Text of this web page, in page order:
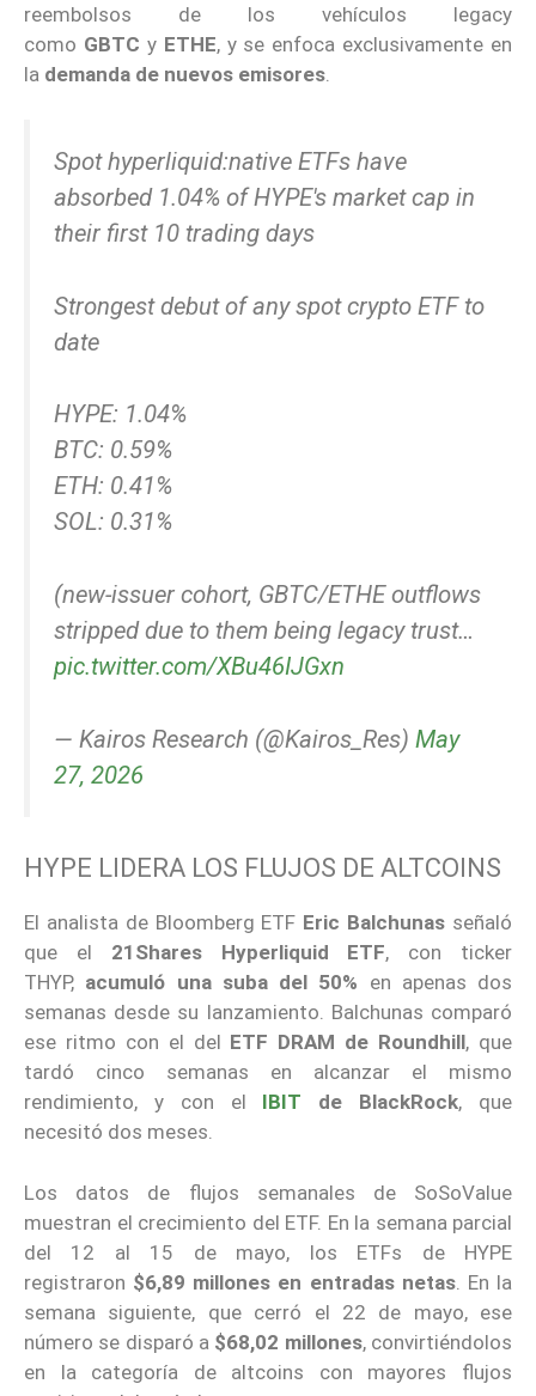
reembolsos de los vehículos legacy
como GBTC y ETHE, y se enfoca exclusivamente en
la demanda de nuevos emisores
Spot hyperliquid:native ETFs have
absorbed 1.04% of HYPE's market cap in
their first 10 trading days
Strongest debut of any spot crypto ETF to
date
HYPE: 1.04%
BTC: 0.59%
ETH: 0.41%
SOL: 0.31%
(new-issuer cohort, GBTC/ETHE outflows
stripped due to them being legacy trust…
pic.twitter.com/XBu46IJGxn
— Kairos Research (@Kairos_Res) May
27, 2026
HYPE LIDERA LOS FLUJOS DE ALTCOINS
El analista de Bloomberg ETF Eric Balchunas señaló
que el 21Shares Hyperliquid ETF, con ticker
THYP, acumuló una suba del 50% en apenas dos
semanas desde su lanzamiento. Balchunas comparó
ese ritmo con el del ETF DRAM de Roundhill, que
tardó cinco semanas en alcanzar el mismo
rendimiento, y con el IBIT de BlackRock, que
necesitó dos meses.
Los datos de flujos semanales de SoSoValue
muestran el crecimiento del ETF. En la semana parcial
del 12 al 15 de mayo, los ETFs de HYPE
registraron $6,89 millones en entradas netas. En la
semana siguiente, que cerró el 22 de mayo, ese
número se disparó a $68,02 millones, convirtiéndolos
en la categoría de altcoins con mayores flujos